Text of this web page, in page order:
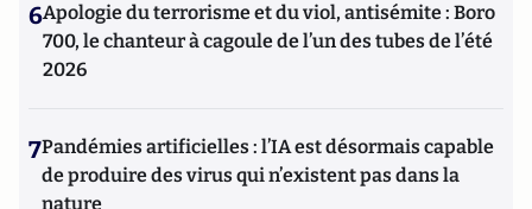
6Apologie du terrorisme et du viol, antisémite : Boro
700, le chanteur à cagoule de l’un des tubes de l’été
2026
7Pandémies artificielles : l’IA est désormais capable
de produire des virus qui n’existent pas dans la
nature